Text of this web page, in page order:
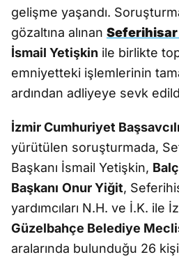
gelişme yaşandı.
gözaltına alınan Seferihisar
İsmail Yetişkin ile birlikte
emniyetteki işlemlerinin
ardından adliyeye sevk
İzmir Cumhuriyet
yürütülen soruşturmada,
Başkanı İsmail Yetişkin,
Başkanı Onur Yiğit,
yardımcıları N.H. ve İ.K. ile
Güzelbahçe Belediye
aralarında bulunduğu 26